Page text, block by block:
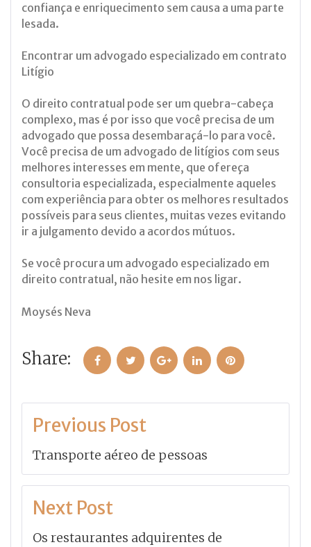
confiança e enriquecimento sem causa a uma parte
lesada.
Encontrar um advogado especializado em contrato
Litígio
O direito contratual pode ser um quebra-cabeça
complexo, mas é por isso que você precisa de um
advogado que possa desembaraçá-lo para você.
Você precisa de um advogado de litígios com seus
melhores interesses em mente, que ofereça
consultoria especializada, especialmente aqueles
com experiência para obter os melhores resultados
possíveis para seus clientes, muitas vezes evitando
ir a julgamento devido a acordos mútuos.
Se você procura um advogado especializado em
direito contratual, não hesite em nos ligar.
Moysés Neva
Share: FacebookTwitter Google+LinkedInPinterest
Navegação
Post
Previous Post
Transporte aéreo de pessoas
Next Post
Os restaurantes adquirentes de